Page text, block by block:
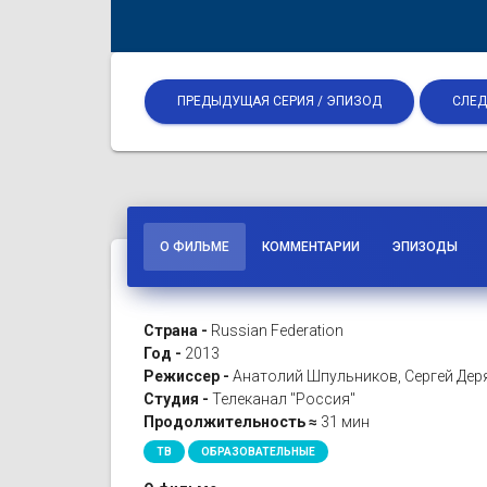
ПРЕДЫДУЩАЯ СЕРИЯ / ЭПИЗОД
О ФИЛЬМЕ КОММЕНТАРИИ ЭПИЗОДЫ
Страна - Russian Federation
Год - 2013
Режиссер - Анатолий Шпульников, Сергей
Студия - Телеканал "Россия"
Продолжительность ≈ 31 мин
ТВ ОБРАЗОВАТЕЛЬНЫЕ